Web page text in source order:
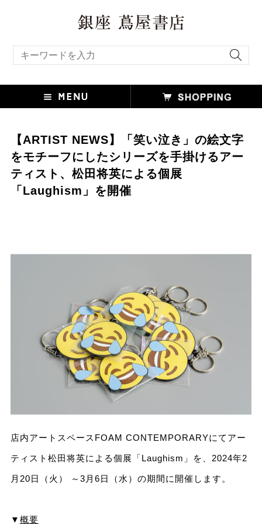
【ARTIST NEWS】「笑い泣き」の絵文字
をモチーフにしたシリーズを手掛けるアー
ティスト、松田将英による個展
「Laughism」を開催
店内アートスペースFOAM CONTEMPORARYにてアー
ティスト松田将英による個展「Laughism」を、2024年2
月20日（火） ～3月6日（水）の期間に開催します。
▼ 概要